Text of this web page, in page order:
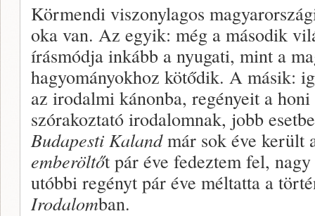
Körmendi viszonylagos
oka van. Az egyik: még a második
írásmódja inkább a nyugati, mint a
hagyományokhoz kötődik. A másik:
az irodalmi kánonba, regényeit a
szórakoztató irodalomnak, jobb
Budapesti Kalandmár sok éve került
emberöltőt pár éve fedeztem fel,
utóbbi regényt pár éve méltatta a
Irodalomban.